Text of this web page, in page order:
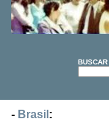
BUSCAR
- Brasil :